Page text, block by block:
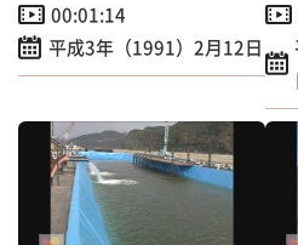
00:01:14
平成3年（1991）2月12日